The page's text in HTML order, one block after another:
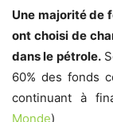
Une majorité de
ont choisi de
dans le pétrole.
60% des fonds
continuant à
Monde)